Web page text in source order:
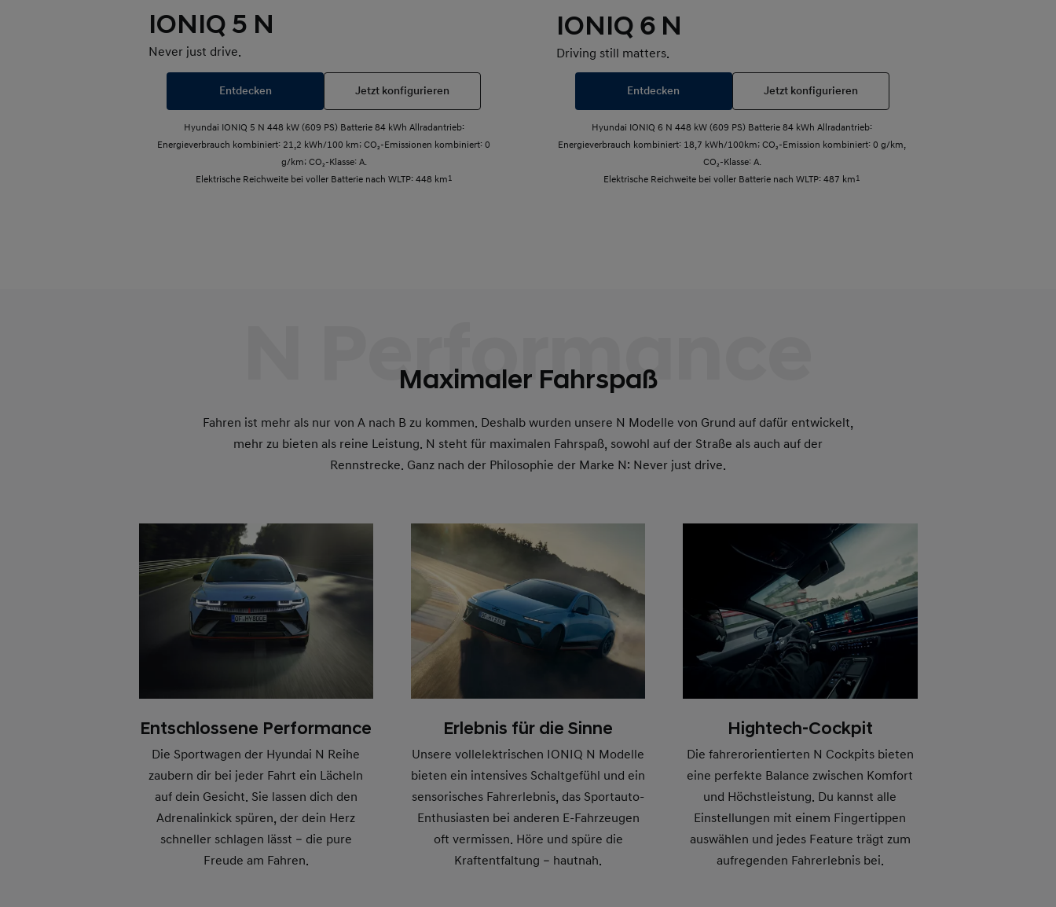
IONIQ 5 N
Never just drive.
Entdecken Jetzt konfigurieren
Hyundai IONIQ 5 N 448 kW (609 PS) Batterie 84 kWh Allradantrieb:
Energieverbrauch kombiniert: 21,2 kWh/100 km; CO₂-Emissionen kombiniert: 0
g/km; CO₂-Klasse: A.
Elektrische Reichweite bei voller Batterie nach WLTP: 448 km1
IONIQ 6 N
Driving still matters.
Entdecken Jetzt konfigurieren
Hyundai IONIQ 6 N 448 kW (609 PS) Batterie 84 kWh Allradantrieb:
Energieverbrauch kombiniert: 18,7 kWh/100km; CO₂-Emission kombiniert: 0 g/km,
CO₂-Klasse: A.
Elektrische Reichweite bei voller Batterie nach WLTP: 487 km1
N Performance
Maximaler Fahrspaß
Fahren ist mehr als nur von A nach B zu kommen. Deshalb wurden unsere N Modelle von Grund auf dafür entwickelt,
mehr zu bieten als reine Leistung. N steht für maximalen Fahrspaß, sowohl auf der Straße als auch auf der
Rennstrecke. Ganz nach der Philosophie der Marke N: Never just drive.
Entschlossene Performance
Die Sportwagen der Hyundai N Reihe
zaubern dir bei jeder Fahrt ein Lächeln
auf dein Gesicht. Sie lassen dich den
Adrenalinkick spüren, der dein Herz
schneller schlagen lässt – die pure
Freude am Fahren.
Erlebnis für die Sinne
Unsere vollelektrischen IONIQ N Modelle
bieten ein intensives Schaltgefühl und ein
sensorisches Fahrerlebnis, das Sportauto-
Enthusiasten bei anderen E-Fahrzeugen
oft vermissen. Höre und spüre die
Kraftentfaltung – hautnah.
Hightech-Cockpit
Die fahrerorientierten N Cockpits bieten
eine perfekte Balance zwischen Komfort
und Höchstleistung. Du kannst alle
Einstellungen mit einem Fingertippen
auswählen und jedes Feature trägt zum
aufregenden Fahrerlebnis bei.